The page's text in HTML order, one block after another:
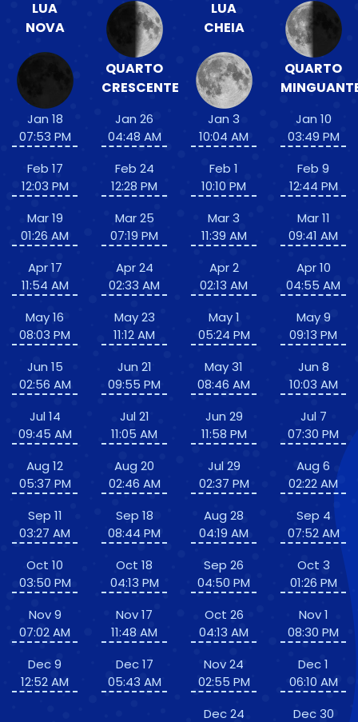
LUA
NOVA
Jan 18
07:53 PM
Feb 17
12:03 PM
Mar 19
01:26 AM
Apr 17
11:54 AM
May 16
08:03 PM
Jun 15
02:56 AM
Jul 14
09:45 AM
Aug 12
05:37 PM
Sep 11
03:27 AM
Oct 10
03:50 PM
Nov 9
07:02 AM
Dec 9
12:52 AM
QUARTO
CRESCENTE
Jan 26
04:48 AM
Feb 24
12:28 PM
Mar 25
07:19 PM
Apr 24
02:33 AM
May 23
11:12 AM
Jun 21
09:55 PM
Jul 21
11:05 AM
Aug 20
02:46 AM
Sep 18
08:44 PM
Oct 18
04:13 PM
Nov 17
11:48 AM
Dec 17
05:43 AM
LUA
CHEIA
Jan 3
10:04 AM
Feb 1
10:10 PM
Mar 3
11:39 AM
Apr 2
02:13 AM
May 1
05:24 PM
May 31
08:46 AM
Jun 29
11:58 PM
Jul 29
02:37 PM
Aug 28
04:19 AM
Sep 26
04:50 PM
Oct 26
04:13 AM
Nov 24
02:55 PM
Dec 24
QUARTO
Jan 10
03:49 PM
Feb 9
12:44 PM
Mar 11
09:41 AM
Apr 10
04:55 AM
May 9
09:13 PM
Jun 8
10:03 AM
Jul 7
07:30 PM
Aug 6
02:22 AM
Sep 4
07:52 AM
Oct 3
01:26 PM
Nov 1
08:30 PM
Dec 1
06:10 AM
Dec 30